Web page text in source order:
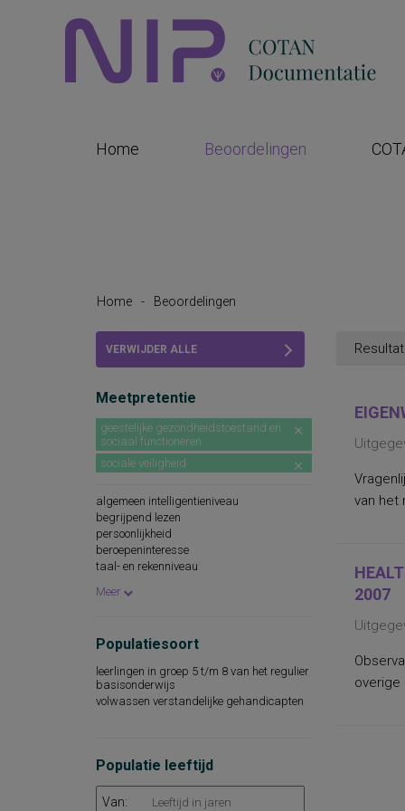
Home Beoordelingen
Home - Beoordelingen
VERWIJDER ALLE
Meetpretentie
geestelijke gezondheidstoestand en
sociaal functioneren
sociale veiligheid
algemeen intelligentieniveau
begrijpend lezen
persoonlijkheid
beroepeninteresse
taal- en rekenniveau
spellingsvaardigheid
persoonlijkheidseigenschappen
woordenschat
sociaal-emotioneel functioneren
technische leesvaardigheid
psychopathologie
rekenvaardigheid
technisch lezen
Meer
Populatiesoort
leerlingen in groep 5 t/m 8 van het regulier
basisonderwijs
volwassen verstandelijke gehandicapten
Populatie leeftijd
Van:
van het
2007
overige